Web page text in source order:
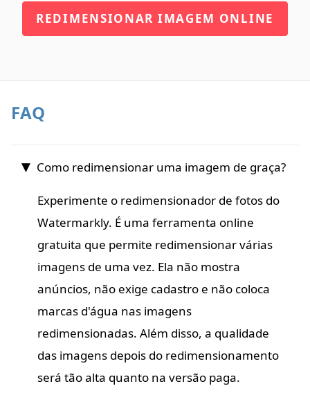
REDIMENSIONAR IMAGEM ONLINE
FAQ
Como redimensionar uma imagem de graça?
Experimente o redimensionador de fotos do
Watermarkly. É uma ferramenta online
gratuita que permite redimensionar várias
imagens de uma vez. Ela não mostra
anúncios, não exige cadastro e não coloca
marcas d'água nas imagens
redimensionadas. Além disso, a qualidade
das imagens depois do redimensionamento
será tão alta quanto na versão paga.